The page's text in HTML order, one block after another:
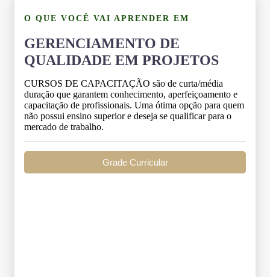
O QUE VOCÊ VAI APRENDER EM
GERENCIAMENTO DE
QUALIDADE EM PROJETOS
CURSOS DE CAPACITAÇÃO são de curta/média
duração que garantem conhecimento, aperfeiçoamento e
capacitação de profissionais. Uma ótima opção para quem
não possui ensino superior e deseja se qualificar para o
mercado de trabalho.
Grade Curricular